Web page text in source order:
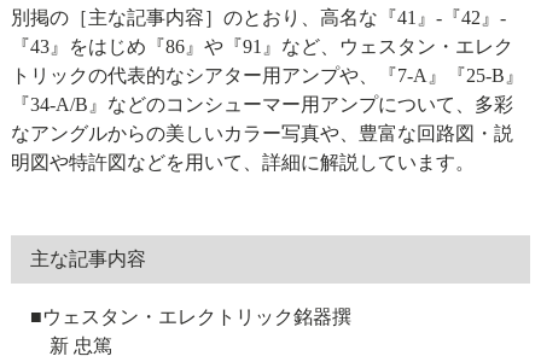
別掲の［主な記事内容］のとおり、高名な『41』-『42』-
『43』をはじめ『86』や『91』など、ウェスタン・エレク
トリックの代表的なシアター用アンプや、『7-A』『25-B』
『34-A/B』などのコンシューマー用アンプについて、多彩
なアングルからの美しいカラー写真や、豊富な回路図・説
明図や特許図などを用いて、詳細に解説しています。
主な記事内容
■ウェスタン・エレクトリック銘器撰
新 忠篤